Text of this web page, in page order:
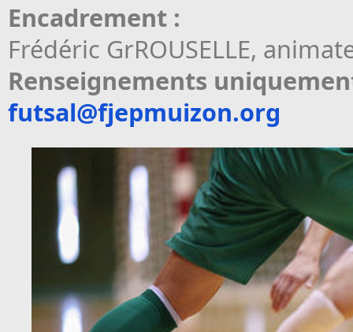
Encadrement :
Frédéric GrROUSELLE,
Renseignements
futsal@fjepmuizon.org